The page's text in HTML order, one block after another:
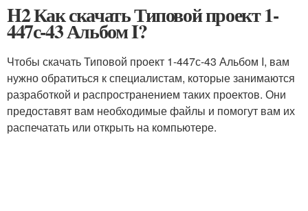
H2 Как скачать Типовой проект 1-
447с-43 Альбом I?
Чтобы скачать Типовой проект 1-447с-43 Альбом I, вам
нужно обратиться к специалистам, которые занимаются
разработкой и распространением таких проектов. Они
предоставят вам необходимые файлы и помогут вам их
распечатать или открыть на компьютере.